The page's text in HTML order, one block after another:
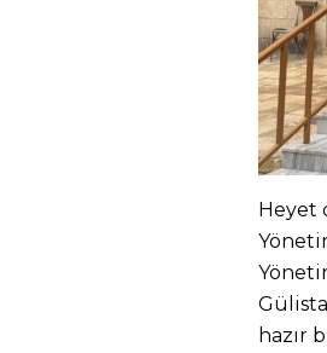
Heyet
hazır